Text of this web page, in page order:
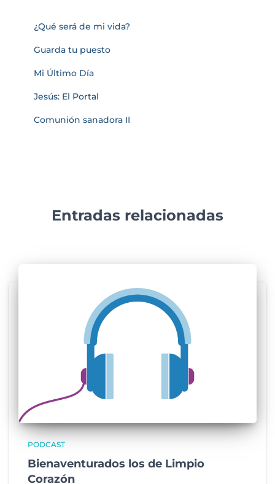
¿Qué será de mi vida?
Guarda tu puesto
Mi Último Día
Jesús: El Portal
Comunión sanadora II
Entradas relacionadas
PODCAST
Bienaventurados los de Limpio
Corazón